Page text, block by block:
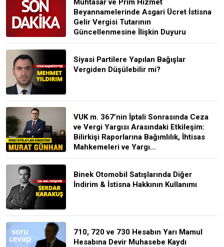
Beyannamelerinde Asgari Ücret İstisna
Gelir Vergisi Tutarının
Güncellenmesine İlişkin Duyuru
Siyasi Partilere Yapılan Bağışlar
Vergiden Düşülebilir mi?
VUK m. 367’nin İptali Sonrasında Ceza
ve Vergi Yargısı Arasındaki Etkileşim:
Bilirkişi Raporlarına Bağımlılık, İhtisas
Mahkemeleri ve Yargı...
Binek Otomobil Satışlarında Diğer
İndirim & İstisna Hakkının Kullanımı
710, 720 ve 730 Hesabın Yarı Mamul
Hesabına Devir Muhasebe Kaydı